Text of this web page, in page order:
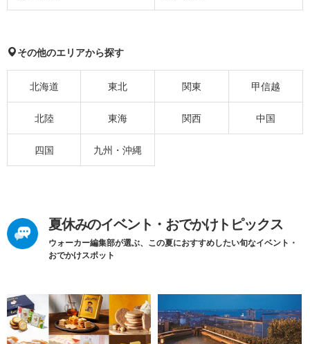
その他のエリアから探す
北海道 東北 関東 甲信越
北陸 東海 関西 中国
四国 九州・沖縄
夏休みのイベント・おでかけトピックス
ウォーカー編集部が選ぶ、この夏におすすめしたい旬なイベント・
おでかけスポット